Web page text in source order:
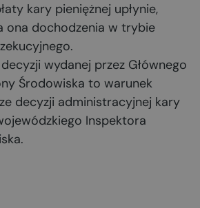
kary pieniężnej upłynie,
ona dochodzenia w trybie
wydanej przez Głównego
Środowiska to warunek
decyzji administracyjnej kary
Inspektora